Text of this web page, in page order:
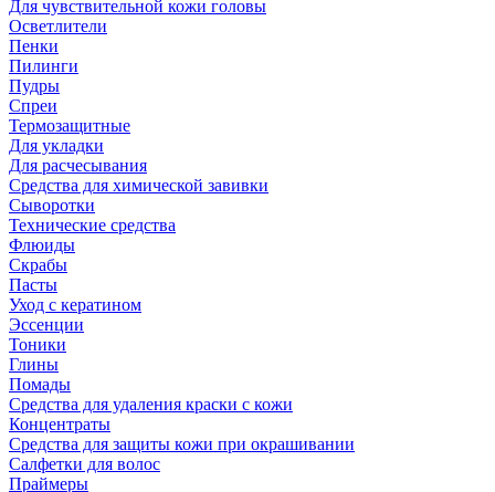
Для чувствительной кожи головы
Осветлители
Пенки
Пилинги
Пудры
Спреи
Термозащитные
Для укладки
Для расчесывания
Средства для химической завивки
Сыворотки
Технические средства
Флюиды
Скрабы
Пасты
Уход с кератином
Эссенции
Тоники
Глины
Помады
Средства для удаления краски с кожи
Концентраты
Средства для защиты кожи при окрашивании
Салфетки для волос
Праймеры